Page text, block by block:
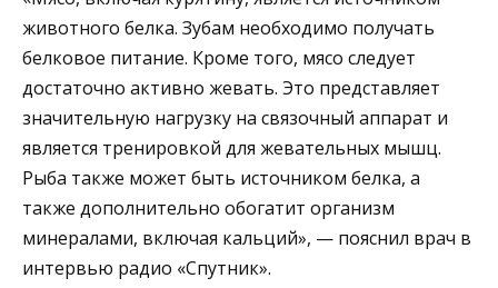
животного белка. Зубам необходимо получать
белковое питание. Кроме того, мясо следует
достаточно активно жевать. Это представляет
значительную нагрузку на связочный аппарат и
является тренировкой для жевательных мышц.
Рыба также может быть источником белка, а
также дополнительно обогатит организм
минералами, включая кальций», — пояснил врач в
интервью радио «Спутник».